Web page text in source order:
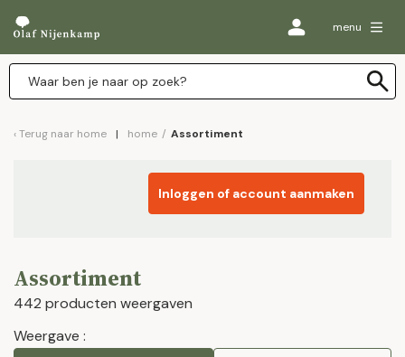
menu
Terug naar home home / Assortiment
Inloggen of account aanmaken
Assortiment
442 producten weergaven
Weergave :